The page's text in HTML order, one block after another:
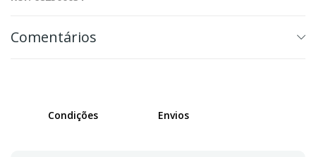
Comentários
Condições Envios